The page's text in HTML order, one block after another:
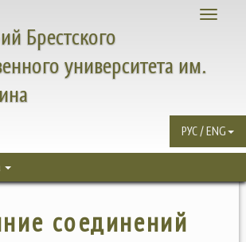
Toggle
Брестского
университета им.
РУС / ENG
соединений